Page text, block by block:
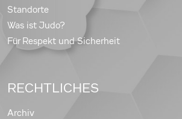
Standorte
Was ist Judo?
Für Respekt und Sicherheit
RECHTLICHES
Archiv